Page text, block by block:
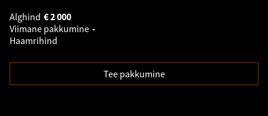
Alghind
2 000
€
Viimane pakkumine -
Haamrihind
Tee pakkumine